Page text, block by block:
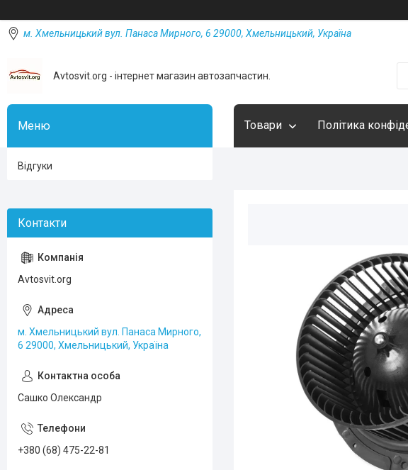
м. Хмельницький вул. Панаса Мирного, 6 29000, Хмельницький, Україна
Avtosvit.org - інтернет магазин автозапчастин.
Товари Політика
Відгуки
Avtosvit.org
м. Хмельницький вул. Панаса Мирного,
6 29000, Хмельницький, Україна
Сашко Олександр
+380 (68) 475-22-81